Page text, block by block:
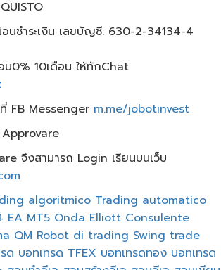
อนชำระเงิน เลขบัญชี: 630-2-34134-4
0% 10เดือน ให้ทักChat
FB Messenger m.me/jobotinvest
Approvare
จึงสามารถ Login เรียนบนเว็บ
algoritmico Trading automatico
EA MT5 Onda Elliott Consulente
QM Robot di trading Swing trade
ด บอทเทรด TFEX บอทเทรดทอง บอทเทรด